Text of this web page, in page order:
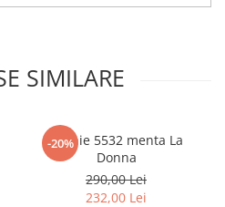
SIMILARE
-20%
Rochie 5532 menta La
Donna
290,00 Lei
232,00 Lei